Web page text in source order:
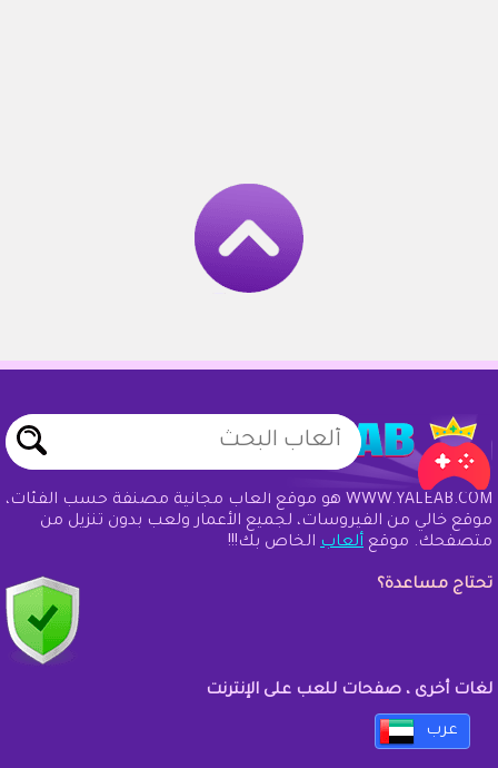
WWW.YALEAB.COM هو موقع ألعاب مجانية مصنفة حسب الفئات،
موقع خالي من الفيروسات، لجميع الأعمار ولعب بدون تنزيل من
متصفحك. موقع ألعاب الخاص بك!!!
تحتاج مساعدة؟
لغات أخرى ، صفحات للعب على الإنترنت
عرب